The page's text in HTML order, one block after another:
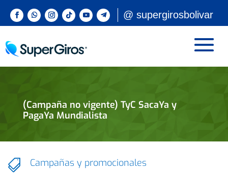
@ supergirosbolivar
(Campaña no vigente) TyC SacaYa y
PagaYa Mundialista
 Campañas y promocionales